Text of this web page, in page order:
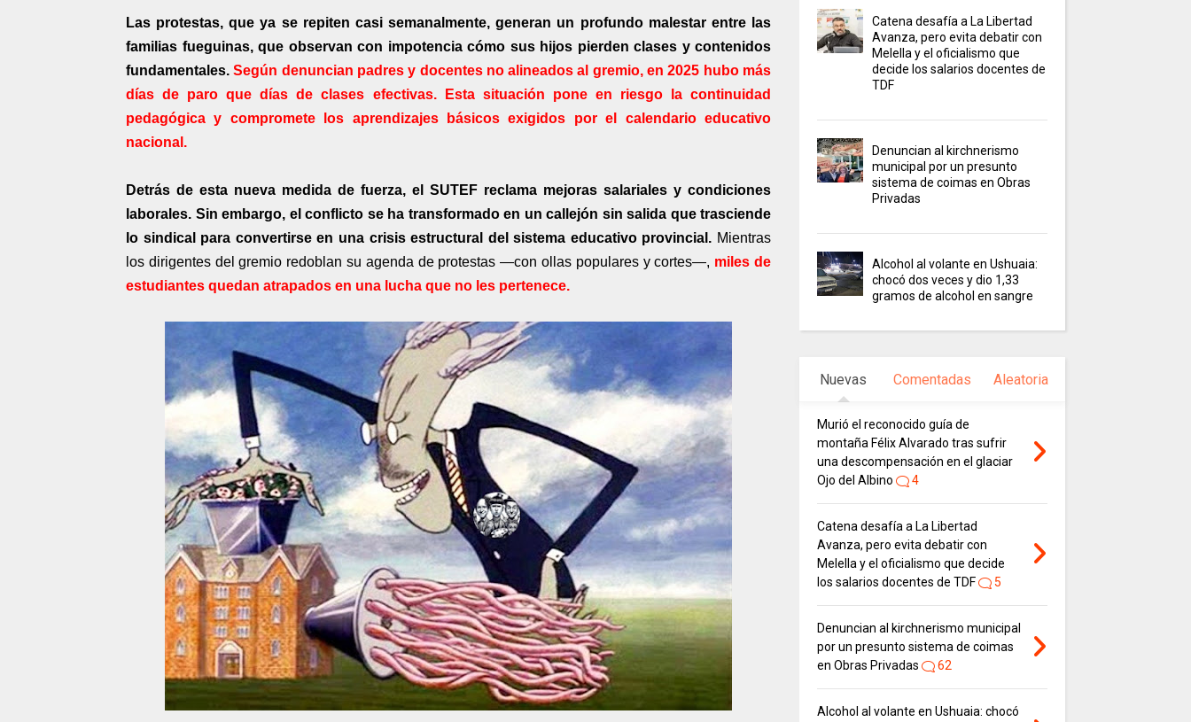
Las protestas, que ya se repiten casi semanalmente, generan un profundo malestar entre las
familias fueguinas, que observan con impotencia cómo sus hijos pierden clases y contenidos
fundamentales.Según denuncian padres y docentes no alineados al gremio, en 2025 hubo más
días de paro que días de clases efectivas. Esta situación pone en riesgo la continuidad
pedagógica y compromete los aprendizajes básicos exigidos por el calendario educativo
nacional.
Detrás de esta nueva medida de fuerza, el SUTEF reclama mejoras salariales y condiciones
laborales. Sin embargo, el conflicto se ha transformado en un callejón sin salida que trasciende
lo sindical para convertirse en una crisis estructural del sistema educativo provincial. Mientras
los dirigentes del gremio redoblan su agenda de protestas —con ollas populares y cortes—, miles de
estudiantes quedan atrapados en una lucha que no les pertenece.
Catena desafía a La Libertad
Avanza, pero evita debatir con
Melella y el oficialismo que
decide los salarios docentes de
TDF
Denuncian al kirchnerismo
municipal por un presunto
sistema de coimas en Obras
Privadas
Alcohol al volante en Ushuaia:
chocó dos veces y dio 1,33
gramos de alcohol en sangre
Nuevas Comentadas Aleatoria
Murió el reconocido guía de
montaña Félix Alvarado tras sufrir
una descompensación en el glaciar
Ojo del Albino
4
Catena desafía a La Libertad
Avanza, pero evita debatir con
Melella y el oficialismo que decide
los salarios docentes de TDF
5
Denuncian al kirchnerismo municipal
por un presunto sistema de coimas
en Obras Privadas
62
Alcohol al volante en Ushuaia: chocó